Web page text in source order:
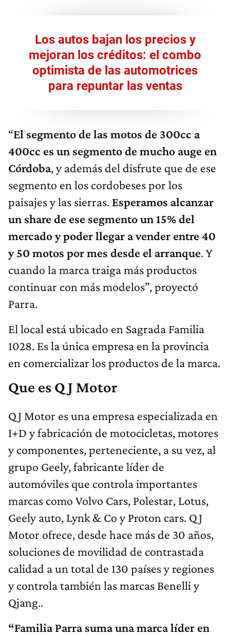
Los autos bajan los precios y
mejoran los créditos: el combo
optimista de las automotrices
para repuntar las ventas
“El segmento de las motos de 300cc a
400cc es un segmento de mucho auge en
Córdoba, y además del disfrute que de ese
segmento en los cordobeses por los
paisajes y las sierras. Esperamos alcanzar
un share de ese segmento un 15% del
mercado y poder llegar a vender entre 40
y 50 motos por mes desde el arranque. Y
cuando la marca traiga más productos
continuar con más modelos”, proyectó
Parra.
El local está ubicado en Sagrada Familia
1028. Es la única empresa en la provincia
en comercializar los productos de la marca.
Que es QJ Motor
QJ Motor es una empresa especializada en
I+D y fabricación de motocicletas, motores
y componentes, perteneciente, a su vez, al
grupo Geely, fabricante líder de
automóviles que controla importantes
marcas como Volvo Cars, Polestar, Lotus,
Geely auto, Lynk & Co y Proton cars. QJ
Motor ofrece, desde hace más de 30 años,
soluciones de movilidad de contrastada
calidad a un total de 130 países y regiones
y controla también las marcas Benelli y
Qjang..
“Familia Parra suma una marca líder en